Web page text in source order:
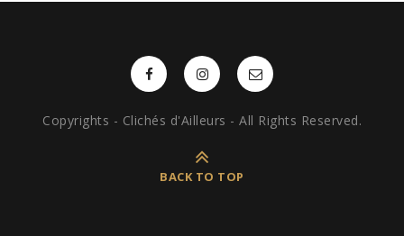
Copyrights - Clichés d'Ailleurs - All Rights Reserved.
BACK TO TOP